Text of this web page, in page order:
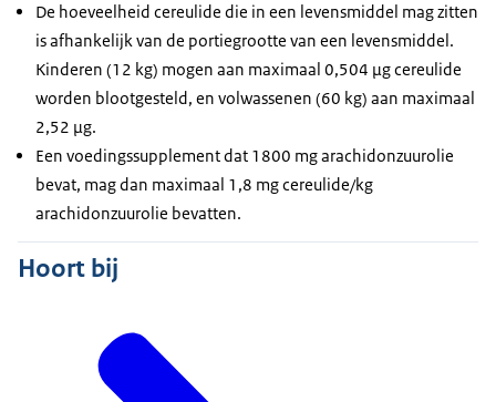
De hoeveelheid cereulide die in een levensmiddel mag zitten
is afhankelijk van de portiegrootte van een levensmiddel.
Kinderen (12 kg) mogen aan maximaal 0,504 µg cereulide
worden blootgesteld, en volwassenen (60 kg) aan maximaal
2,52 µg.
Een voedingssupplement dat 1800 mg arachidonzuurolie
bevat, mag dan maximaal 1,8 mg cereulide/kg
arachidonzuurolie bevatten.
Hoort bij